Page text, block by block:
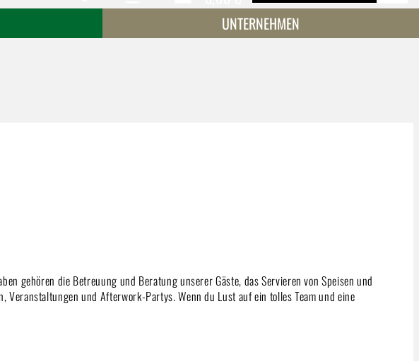
Warenkorb enthält 0 Positionen. Der Gesamtwert
UNTERNEHMEN
gehören die Betreuung und Beratung unserer Gäste, das Servieren von Speisen und
und Afterwork-Partys. Wenn du Lust auf ein tolles Team und eine